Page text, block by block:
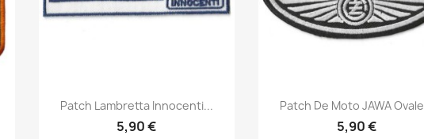
Aperçu rapide
Patch Lambretta Innocenti...
5,90 €
Aperçu rapide
Patch De Moto JAWA
5,90 €